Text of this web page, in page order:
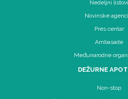
Nedeljni listovi
Novinske
Pres centar
Ambasade
Međunarodne
DEŽURNE
Non-stop